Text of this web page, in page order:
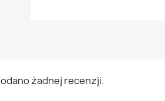
żadnej recenzji.